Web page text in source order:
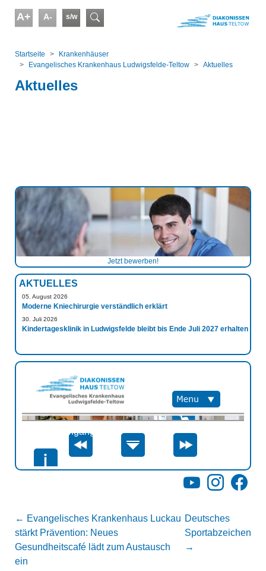
A+ A- s/w Suchformular
Startseite
Kranken­häuser
Evangelisches Krankenhaus Ludwigsfelde-Teltow
Aktuelles
Aktuelles
Jetzt bewerben!
AKTUELLES
05. August 2026
Moderne Kniechirurgie verständlich erklärt
30. Juli 2026
Kindertagesklinik in Ludwigsfelde bleibt bis Ende Juli 2027 erhalten
YouTubeInstagram
← Evangelisches Krankenhaus Luckau
stärkt Prävention: Neues
Gesundheitscafé lädt zum Austausch
ein
Deutsches
Sportabzeichen
→